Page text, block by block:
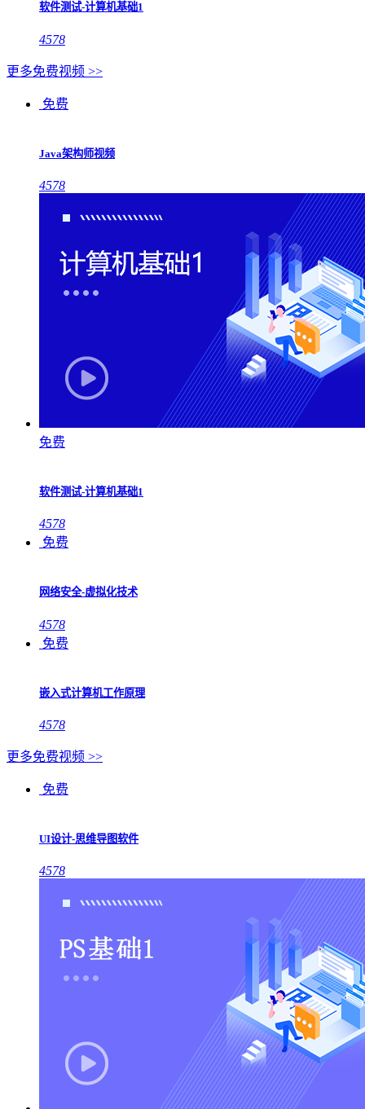
软件测试-计算机基础1
4578
更多免费视频 >>
免费
Java架构师视频
4578
免费
软件测试-计算机基础1
4578
免费
网络安全-虚拟化技术
4578
免费
嵌入式计算机工作原理
4578
更多免费视频 >>
免费
UI设计-思维导图软件
4578